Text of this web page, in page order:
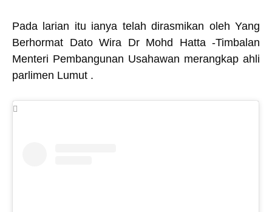
Pada larian itu ianya telah dirasmikan oleh Yang
Berhormat Dato Wira Dr Mohd Hatta -Timbalan
Menteri Pembangunan Usahawan merangkap ahli
parlimen Lumut .